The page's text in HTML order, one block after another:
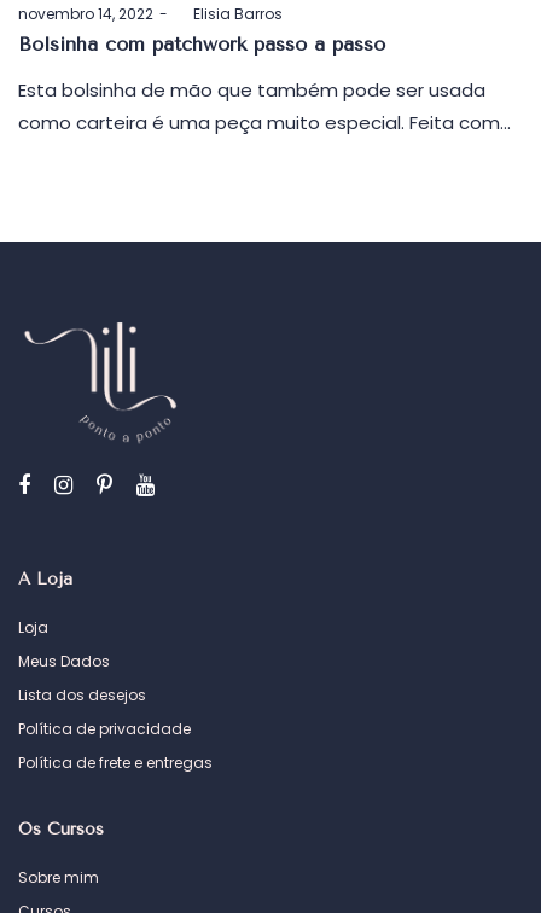
Postado
em
novembro 14, 2022 byElisia Barros
Bolsinha com patchwork passo a passo
Esta bolsinha de mão que também pode ser usada
como carteira é uma peça muito especial. Feita com…
A Loja
Loja
Meus Dados
Lista dos desejos
Política de privacidade
Política de frete e entregas
Os Cursos
Sobre mim